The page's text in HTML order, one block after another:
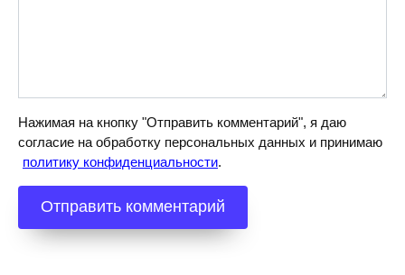
Нажимая на кнопку "Отправить комментарий", я даю
согласие на обработку персональных данных и принимаю
политику конфиденциальности.